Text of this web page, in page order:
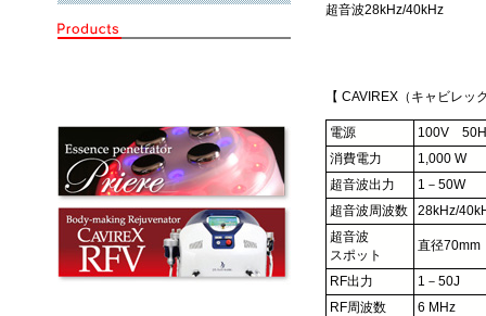
超音波28kHz/40kHz
【 CAVIREX（キャビレッ
電源
100V
消費電力
1,000 W
超音波出力
1－50W
超音波周波数
28kHz/
超音波
スポット
直径70mm
RF出力
1－50J
RF周波数
6 MHz